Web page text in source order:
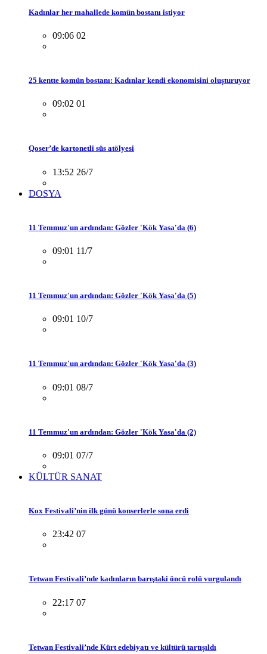
Kadınlar her mahallede komün bostanı istiyor
09:06 02
25 kentte komün bostanı: Kadınlar kendi ekonomisini oluşturuyor
09:02 01
Qoser’de kartonetli süs atölyesi
13:52 26/7
DOSYA
11 Temmuz'un ardından: Gözler 'Kök Yasa'da (6)
09:01 11/7
11 Temmuz'un ardından: Gözler 'Kök Yasa'da (5)
09:01 10/7
11 Temmuz'un ardından: Gözler 'Kök Yasa'da (3)
09:01 08/7
11 Temmuz'un ardından: Gözler 'Kök Yasa'da (2)
09:01 07/7
KÜLTÜR SANAT
Kox Festivali’nin ilk günü konserlerle sona erdi
23:42 07
Tetwan Festivali’nde kadınların barıştaki öncü rolü vurgulandı
22:17 07
Tetwan Festivali’nde Kürt edebiyatı ve kültürü tartışıldı